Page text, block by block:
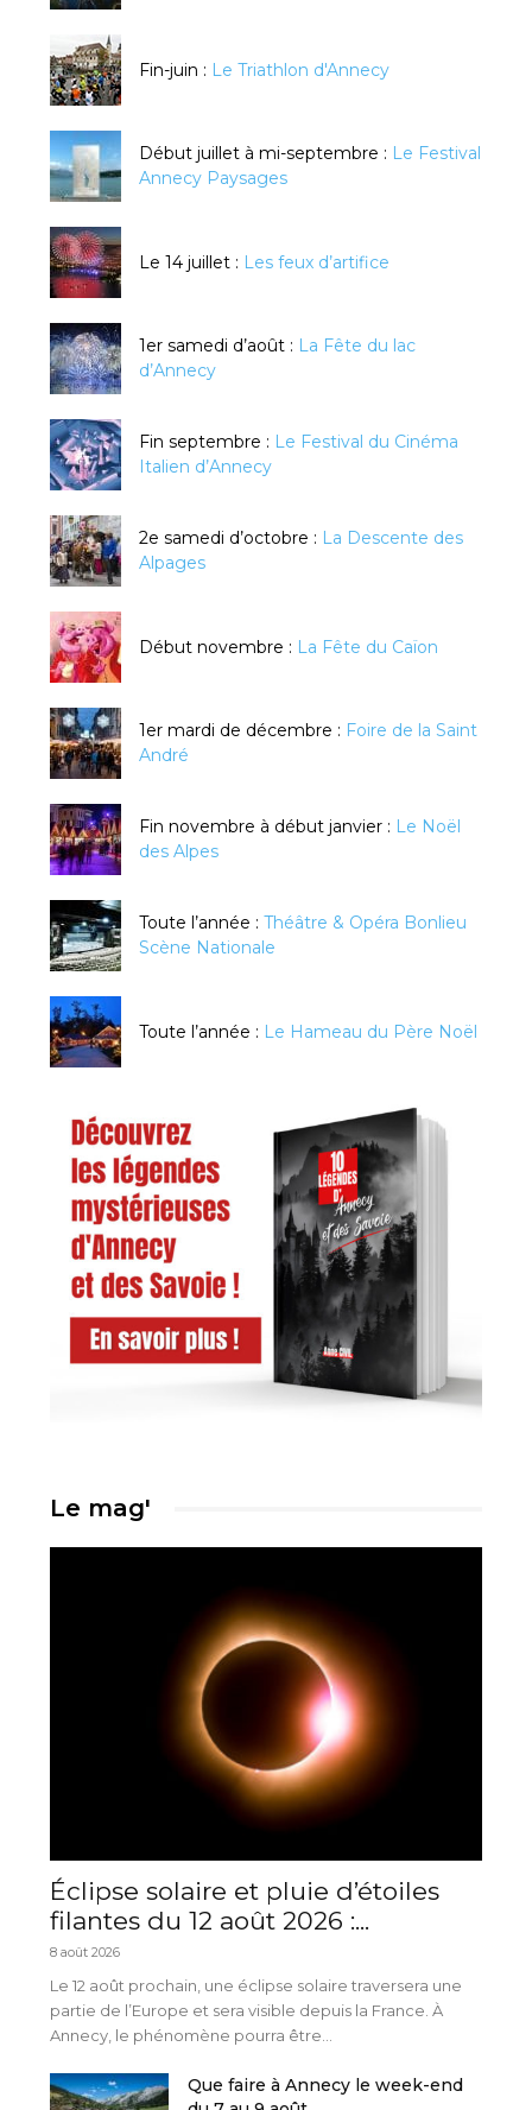
Fin-juin : Le Triathlon d'Annecy
Début juillet à mi-septembre : Le Festival
Annecy Paysages
Le 14 juillet : Les feux d’artifice
1er samedi d’août : La Fête du lac
d’Annecy
Fin septembre : Le Festival du Cinéma
Italien d’Annecy
2e samedi d’octobre : La Descente des
Alpages
Début novembre : La Fête du Caïon
1er mardi de décembre : Foire de la Saint
André
Fin novembre à début janvier : Le Noël
des Alpes
Toute l’année : Théâtre & Opéra Bonlieu
Scène Nationale
Toute l’année : Le Hameau du Père Noël
Le mag'
Éclipse solaire et pluie d’étoiles
filantes du 12 août 2026 :...
8 août 2026
Le 12 août prochain, une éclipse solaire traversera une
partie de l’Europe et sera visible depuis la France. À
Annecy, le phénomène pourra être...
Que faire à Annecy le week-end